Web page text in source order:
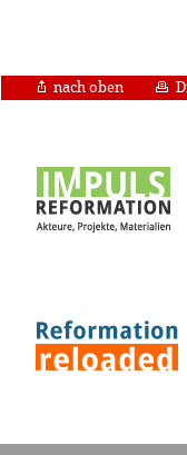
nach oben